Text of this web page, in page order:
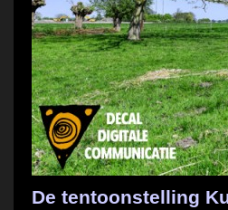
De tentoonstelling